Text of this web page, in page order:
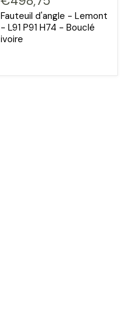
Fauteuil d'angle - Lemont
- L91 P91 H74 - Bouclé
ivoire